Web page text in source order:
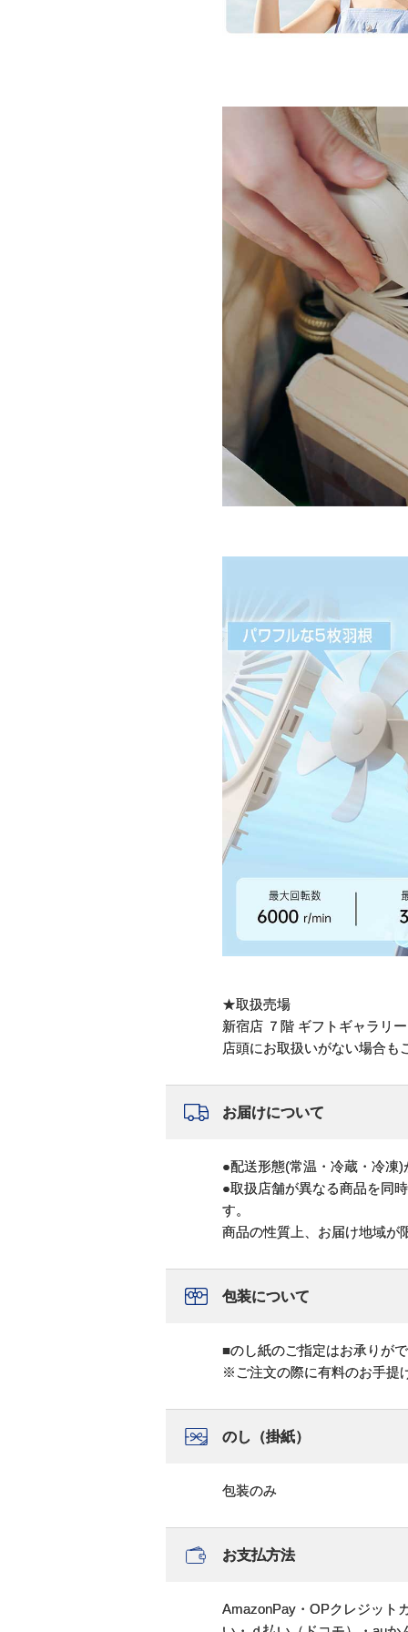
★取扱売場
新宿店 ７階 ギフトギャラリ
店頭にお取扱いがない場合も
お届けについて
●配送形態(常温・冷蔵・冷凍
●取扱店舗が異なる商品を同
す。
商品の性質上、お届け地域が
包装について
■のし紙のご指定はお承りが
※ご注文の際に有料のお手提
のし（掛紙）
包装のみ
お支払方法
AmazonPay・OPクレジット